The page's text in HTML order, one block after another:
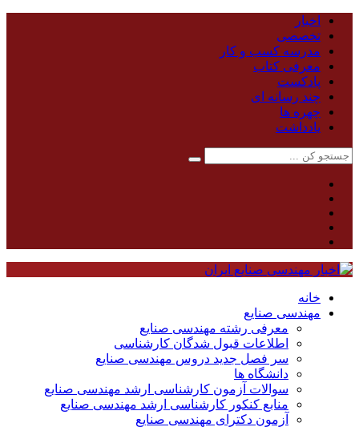
اخبار
تخصصی
مدرسه کسب و کار
معرفی کتاب
پادکست
چند رسانه ای
چهره ها
یادداشت
خانه
مهندسی صنایع
معرفی رشته مهندسی صنایع
اطلاعات قبول شدگان کارشناسی
سر فصل جدید دروس مهندسی صنایع
دانشگاه ها
سوالات آزمون کارشناسی ارشد مهندسی صنایع
منابع کنکور کارشناسی ارشد مهندسی صنایع
آزمون دکترای مهندسی صنایع